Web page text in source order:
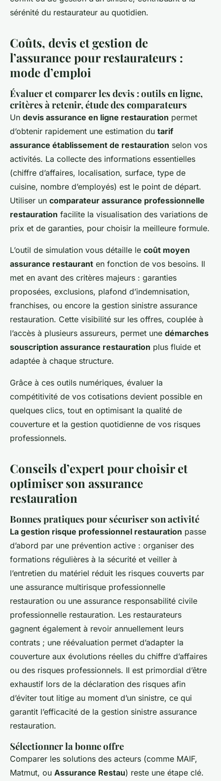
sérénité du restaurateur au quotidien.
Coûts, devis et gestion de
l’assurance pour restaurateurs :
mode d’emploi
Évaluer et comparer les devis : outils en ligne,
critères à retenir, étude des comparateurs
Un devis assurance en ligne restauration permet
d’obtenir rapidement une estimation du tarif
assurance établissement de restauration selon vos
activités. La collecte des informations essentielles
(chiffre d’affaires, localisation, surface, type de
cuisine, nombre d’employés) est le point de départ.
Utiliser un comparateur assurance professionnelle
restauration facilite la visualisation des variations de
prix et de garanties, pour choisir la meilleure formule.
L’outil de simulation vous détaille le coût moyen
assurance restaurant en fonction de vos besoins. Il
met en avant des critères majeurs : garanties
proposées, exclusions, plafond d’indemnisation,
franchises, ou encore la gestion sinistre assurance
restauration. Cette visibilité sur les offres, couplée à
l’accès à plusieurs assureurs, permet une démarches
souscription assurance restauration plus fluide et
adaptée à chaque structure.
Grâce à ces outils numériques, évaluer la
compétitivité de vos cotisations devient possible en
quelques clics, tout en optimisant la qualité de
couverture et la gestion quotidienne de vos risques
professionnels.
Conseils d’expert pour choisir et
optimiser son assurance
restauration
Bonnes pratiques pour sécuriser son activité
La gestion risque professionnel restauration passe
d’abord par une prévention active : organiser des
formations régulières à la sécurité et veiller à
l’entretien du matériel réduit les risques couverts par
une assurance multirisque professionnelle
restauration ou une assurance responsabilité civile
professionnelle restauration. Les restaurateurs
gagnent également à revoir annuellement leurs
contrats ; une réévaluation permet d’adapter la
couverture aux évolutions réelles du chiffre d’affaires
ou des risques professionnels. Il est primordial d’être
exhaustif lors de la déclaration des risques afin
d’éviter tout litige au moment d’un sinistre, ce qui
garantit l’efficacité de la gestion sinistre assurance
restauration.
Sélectionner la bonne offre
Comparer les solutions des acteurs (comme MAIF,
Matmut, ou Assurance Restau) reste une étape clé.